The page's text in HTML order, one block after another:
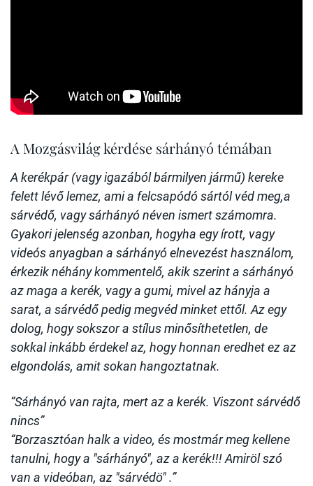
A Mozgásvilág kérdése sárhányó témában
A kerékpár (vagy igazából bármilyen jármű) kereke
felett lévő lemez, ami a felcsapódó sártól véd meg,a
sárvédő, vagy sárhányó néven ismert számomra.
Gyakori jelenség azonban, hogyha egy írott, vagy
videós anyagban a sárhányó elnevezést használom,
érkezik néhány kommentelő, akik szerint a sárhányó
az maga a kerék, vagy a gumi, mivel az hányja a
sarat, a sárvédő pedig megvéd minket ettől. Az egy
dolog, hogy sokszor a stílus minősíthetetlen, de
sokkal inkább érdekel az, hogy honnan eredhet ez az
elgondolás, amit sokan hangoztatnak.
“Sárhányó van rajta, mert az a kerék. Viszont sárvédő
nincs”
“Borzasztóan halk a video, és mostmár meg kellene
tanulni, hogy a "sárhányó", az a kerék!!! Amiröl szó
van a videóban, az "sárvédö" .”